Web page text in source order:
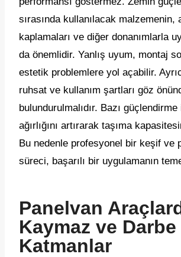
sırasında kullanılacak
kaplamaları ve diğer donanımlarla
da önemlidir. Yanlış uyum, montaj
estetik problemlere yol açabilir.
ruhsat ve kullanım şartları göz
bulundurulmalıdır. Bazı
ağırlığını artırarak taşıma
Bu nedenle profesyonel bir keşif ve
süreci, başarılı bir uygulamanın
Panelvan
Kaymaz ve
Katmanlar